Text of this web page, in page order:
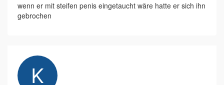
wenn er mit steifen penis eingetaucht wäre hatte er sich ihn
gebrochen